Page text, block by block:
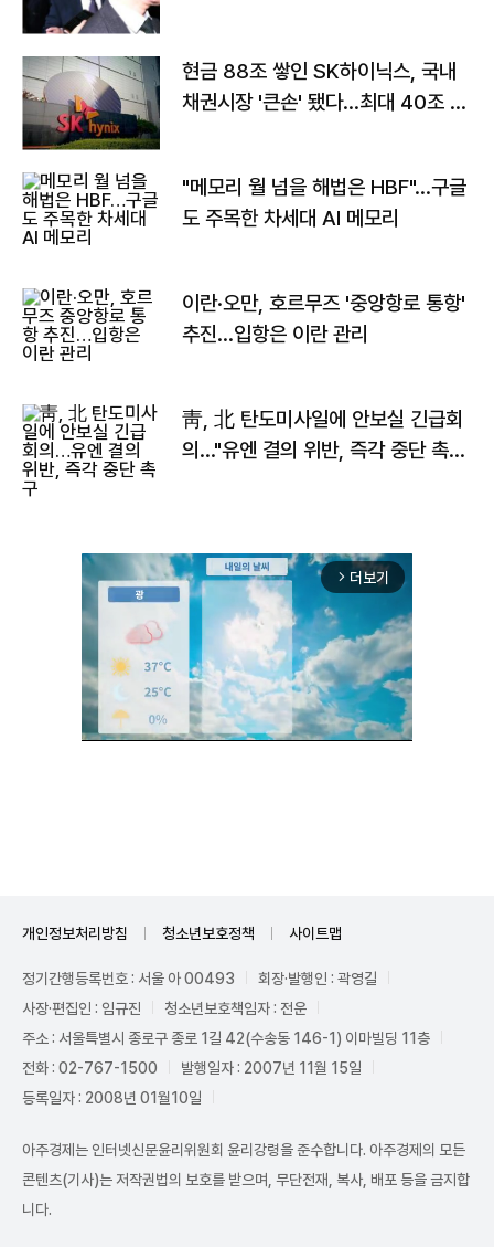
현금 88조 쌓인 SK하이닉스, 국내
채권시장 '큰손' 됐다…최대 40조 투
"메모리 월 넘을 해법은 HBF"…구글
도 주목한 차세대 AI 메모리
이란·오만, 호르무즈 '중앙항로 통항'
추진…입항은 이란 관리
靑, 北 탄도미사일에 안보실 긴급회
의…"유엔 결의 위반, 즉각 중단 촉
arrow_forward_ios 더보기
개인정보처리방침 청소년보호정책 사이트맵
정기간행등록번호 : 서울 아 00493
회장·발행인 : 곽영길
사장·편집인 : 임규진
청소년보호책임자 : 전운
주소 : 서울특별시 종로구 종로 1길 42(수송동 146-1) 이마빌딩 11층
전화 : 02-767-1500
발행일자 : 2007년 11월 15일
등록일자 : 2008년 01월10일
아주경제는 인터넷신문윤리위원회 윤리강령을 준수합니다. 아주경제의 모든
콘텐츠(기사)는 저작권법의 보호를 받으며, 무단전재, 복사, 배포 등을 금지합
니다.